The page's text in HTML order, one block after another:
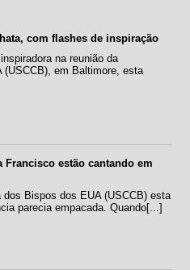
com flashes de inspiração
na reunião da
(USCCB), em Baltimore, esta
Francisco estão cantando em
Bispos dos EUA (USCCB) esta
parecia empacada. Quando[...]